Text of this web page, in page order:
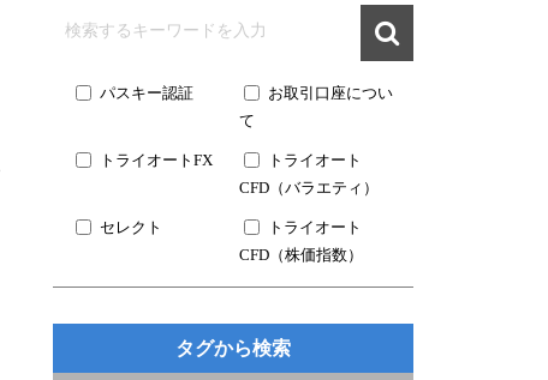

パスキー認証
お取引口座につい
て
トライオートFX
トライオート
CFD（バラエティ）
セレクト
トライオート
CFD（株価指数）
タグから検索